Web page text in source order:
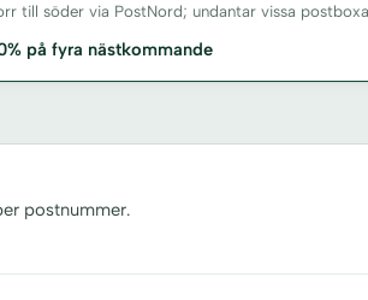
till söder via PostNord; undantar vissa
på fyra nästkommande
postnummer.